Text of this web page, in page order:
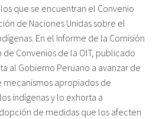
que se encuentran el Convenio
de Naciones Unidas sobre el
En el Informe de la Comisión
Convenios de la OIT, publicado
al Gobierno Peruano a avanzar de
apropiados de
indígenas y lo exhorta a
de medidas que los afecten